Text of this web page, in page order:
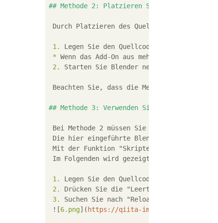
## Methode 2: Platzieren Sie den Add-On-
Durch Platzieren des Quellcodes des
1.
* Wenn das Add-On aus mehreren
2.
Starten Sie Blender neu und lassen Sie
Beachten Sie, dass die Methode zum
## Methode 3: Verwenden Sie die Blender-
Bei Methode 2 müssen Sie Blender jedes
Die hier eingeführte Blender-Funktion
Mit der Funktion "Skripte neu laden"
Im Folgenden wird gezeigt, wie Sie das
1.
2.
3.
Suchen Sie nach "Reload Scripts" und
![6.png]( https://qiita-image-